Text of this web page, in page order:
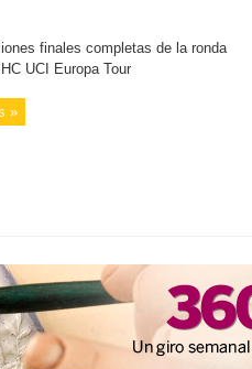
finales completas de la ronda
UCI Europa Tour
»